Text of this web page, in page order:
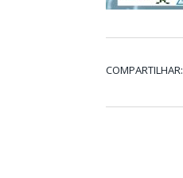
COMPARTILHAR: